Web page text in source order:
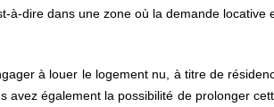
à-dire dans une zone où la demande locative
à louer le logement nu, à titre de
avez également la possibilité de prolonger